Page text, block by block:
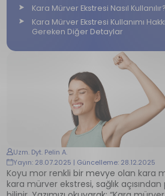
Uzm. Dyt. Pelin A.
Yayın: 28.07.2025 | Güncelleme: 28.12.2025
Koyu mor renkli bir mevye olan kara
kara mürver ekstresi, sağlık
Kara Mürver Ekstresi Nasıl Kullanılır?
Kara Mürver Ekstresi Kullanımı
Gereken Diğer Detaylar